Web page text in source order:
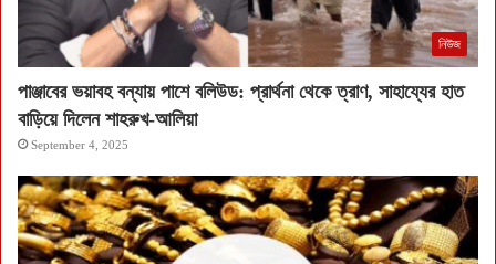
নিউজ
পাঞ্জাবের ভয়াবহ বন্যায় পাশে বলিউড: প্রার্থনা থেকে ত্রাণ, সাহায্যের হাত
বাড়িয়ে দিলেন শাহরুখ-আলিয়া
September 4, 2025